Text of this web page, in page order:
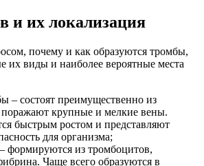
и их локализация
почему и как образуются тромбы,
их виды и наиболее вероятные места
– состоят преимущественно из
поражают крупные и мелкие вены.
быстрым ростом и представляют
для организма;
формируются из тромбоцитов,
Чаще всего образуются в